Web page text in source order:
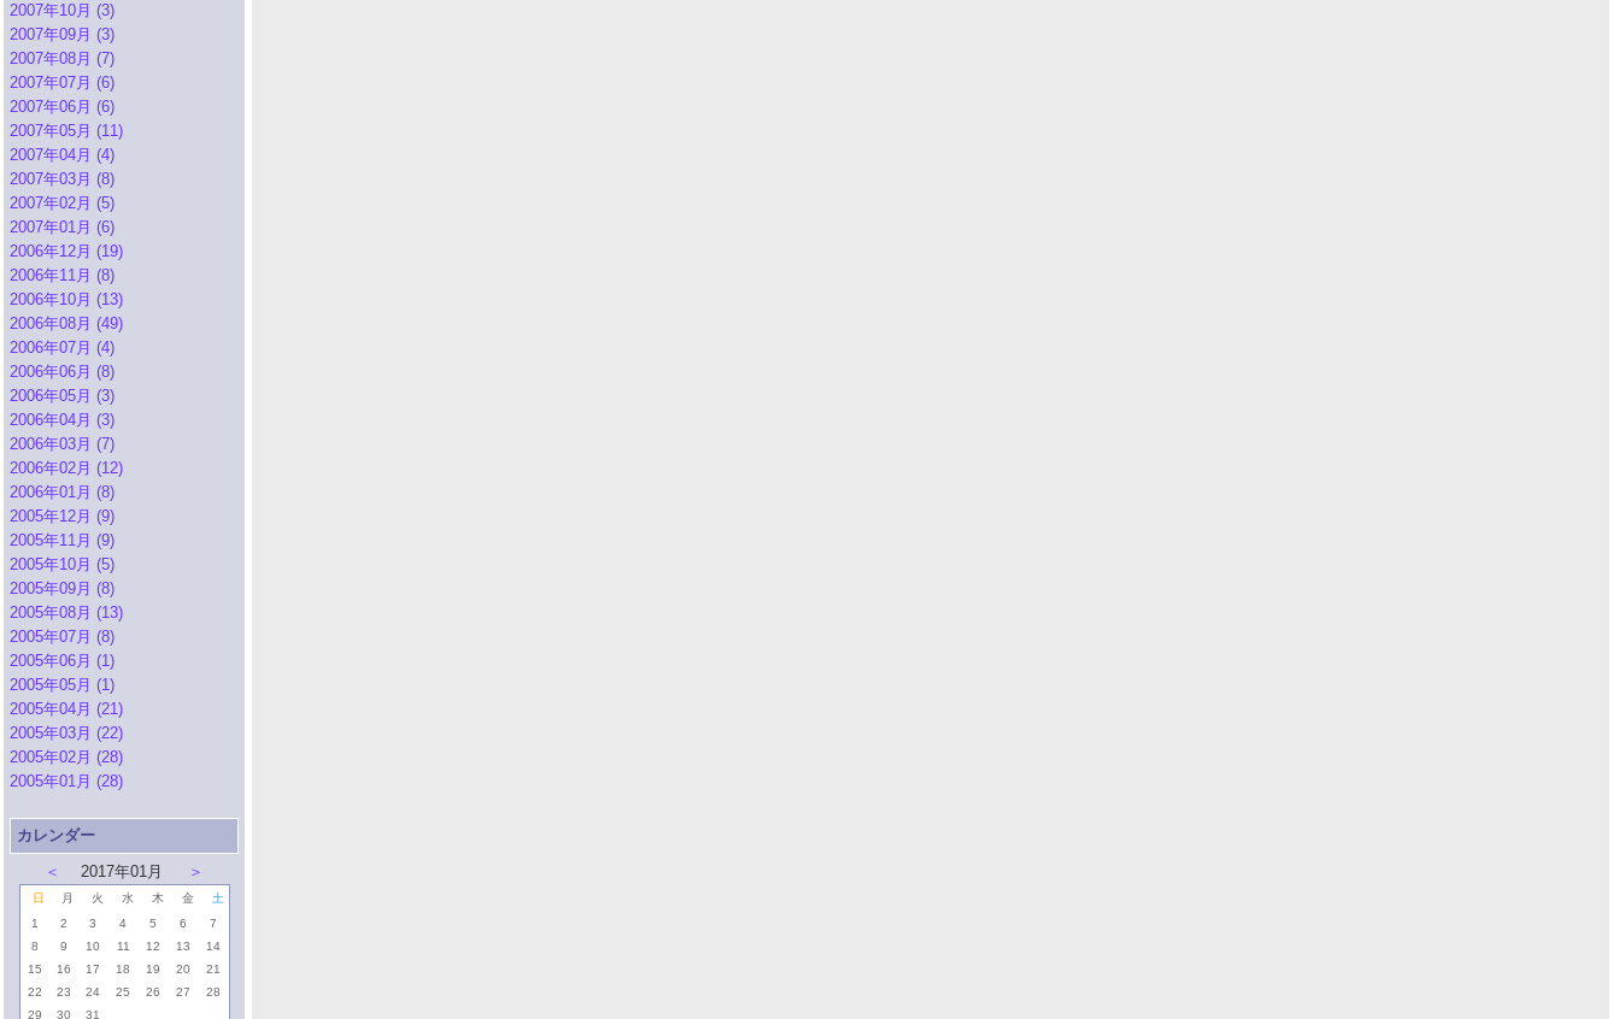
2007年10月 (3)
2007年09月 (3)
2007年08月 (7)
2007年07月 (6)
2007年06月 (6)
2007年05月 (11)
2007年04月 (4)
2007年03月 (8)
2007年02月 (5)
2007年01月 (6)
2006年12月 (19)
2006年11月 (8)
2006年10月 (13)
2006年08月 (49)
2006年07月 (4)
2006年06月 (8)
2006年05月 (3)
2006年04月 (3)
2006年03月 (7)
2006年02月 (12)
2006年01月 (8)
2005年12月 (9)
2005年11月 (9)
2005年10月 (5)
2005年09月 (8)
2005年08月 (13)
2005年07月 (8)
2005年06月 (1)
2005年05月 (1)
2005年04月 (21)
2005年03月 (22)
2005年02月 (28)
2005年01月 (28)
カレンダー
＜
2017年01月 ＞
日 月 火 水 木 金
土
1
2 3 4 5 6
7
8
9 10 11 12 13
14
15
16 17 18 19 20
21
22
23 24 25 26 27
28
29
30 31